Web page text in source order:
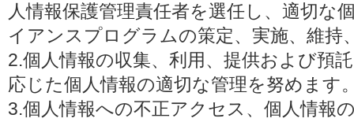
人情報保護管理責任者を選任し、適切な
イアンスプログラムの策定、実施、維持
2.個人情報の収集、利用、提供および預
応じた個人情報の適切な管理を努めます
3.個人情報への不正アクセス、個人情報